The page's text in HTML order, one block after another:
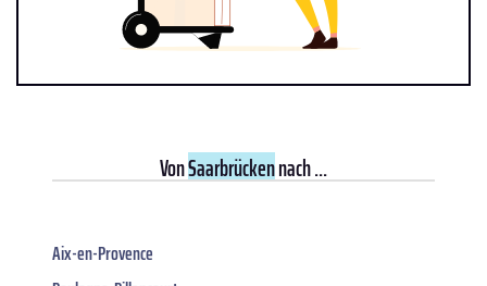
VonSaarbrückennach ...
Aix-en-Provence